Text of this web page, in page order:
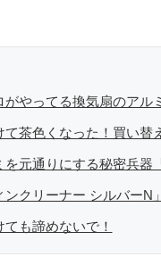
がやってる換気扇のアル
て茶色くなった！買い替
元通りにする秘密兵器
ンクリーナー シルバーN
も諦めないで！